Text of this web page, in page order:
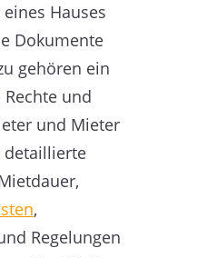
Hauses
Dokumente
gehören ein
und
und Mieter
detaillierte
,
Regelungen